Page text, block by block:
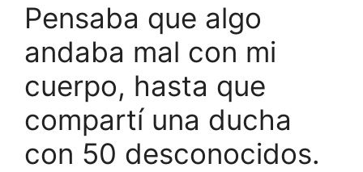
Pensaba que algo
andaba mal con mi
cuerpo, hasta que
compartí una ducha
con 50 desconocidos.